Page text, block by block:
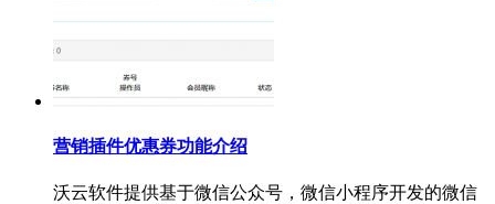
营销插件优惠券功能介绍
沃云软件提供基于微信公众号，微信小程序开发的微信